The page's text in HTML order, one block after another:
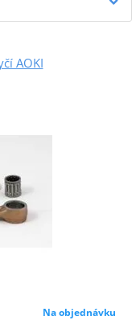
AOKI
Na objednávku